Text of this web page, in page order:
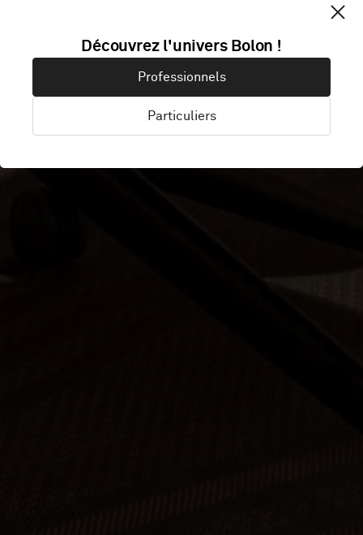
SPARBANKEN
REKARNE
Découvrez l'univers Bolon !
Professionnels
Particuliers